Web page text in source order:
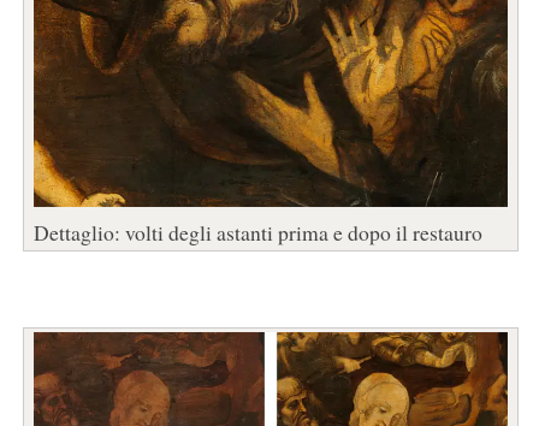
Dettaglio: volti degli astanti prima e dopo il restauro